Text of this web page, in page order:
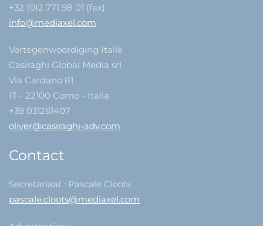
+32 (0)2 771 98 01 (fax)
info@mediaxel.com
Vertegenwoordiging Italië
Casiraghi Global Media srl
Via Cardano 81
IT - 22100 Como - Italia
+39 031261407
oliver@casiraghi-adv.com
Contact
Secretariaat : Pascale Cloots
pascale.cloots@mediaxel.com